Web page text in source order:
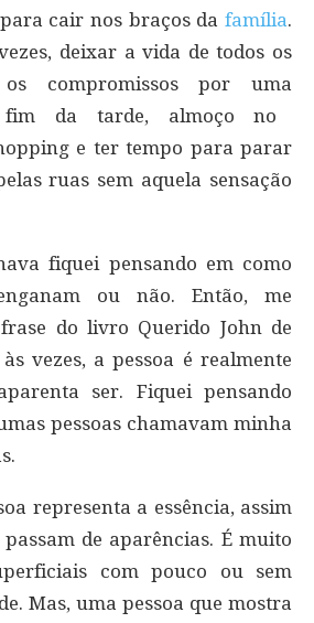
cair nos braços da família.
deixar a vida de todos os
compromissos por uma
da tarde, almoço no
e ter tempo para parar
ruas sem aquela sensação
fiquei pensando em como
ou não. Então, me
do livro Querido John de
vezes, a pessoa é realmente
ser. Fiquei pensando
pessoas chamavam minha
representa a essência, assim
de aparências. É muito
com pouco ou sem
Mas, uma pessoa que mostra